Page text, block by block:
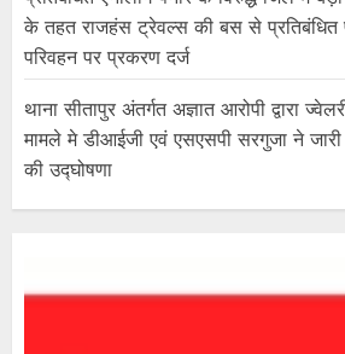
के तहत राजहंस ट्रेवल्स की बस से प्रतिबंधित
परिवहन पर प्रकरण दर्ज
थाना सीतापुर अंतर्गत अज्ञात आरोपी द्वारा
मामले मे डीआईजी एवं एसएसपी सरगुजा ने
की उद्घोषणा